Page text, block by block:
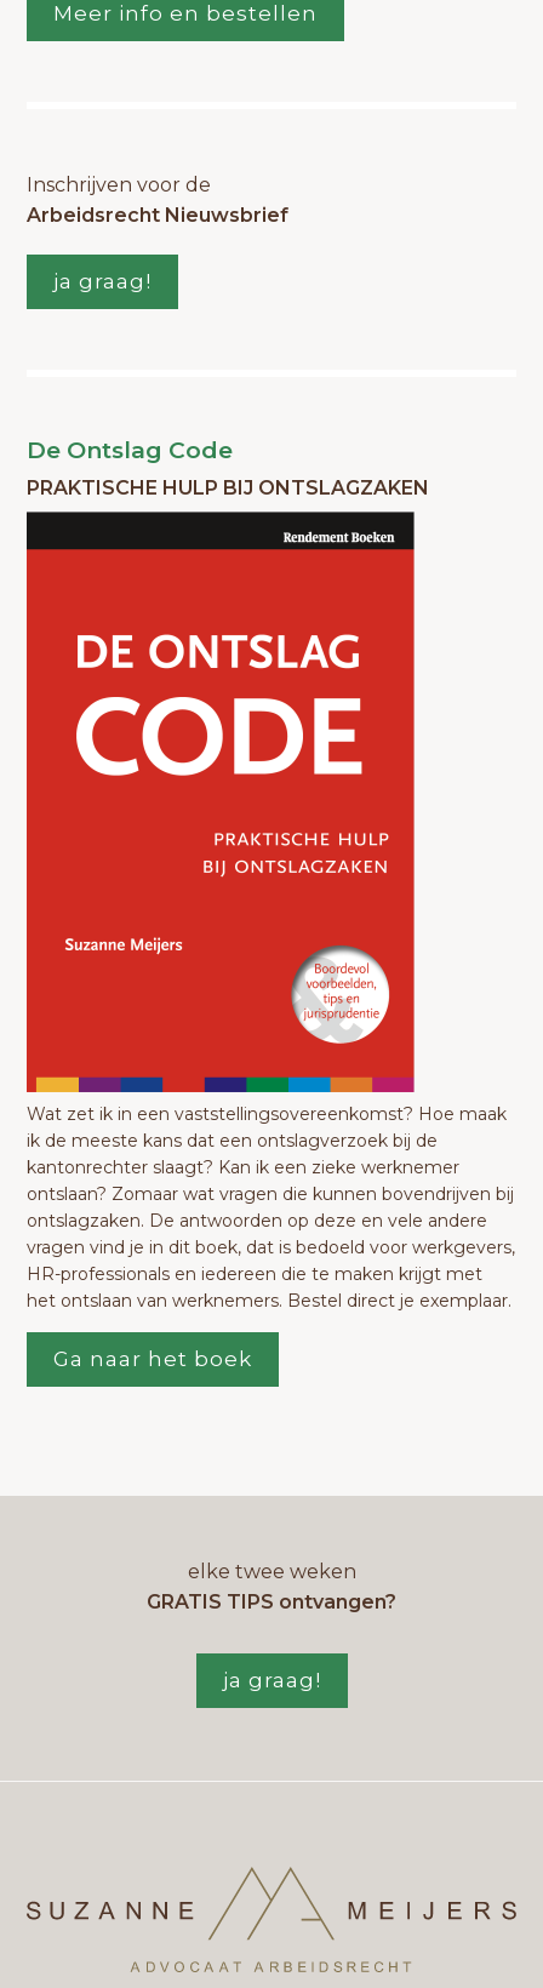
Meer info en bestellen
Inschrijven voor de
Arbeidsrecht Nieuwsbrief
ja graag!
De Ontslag Code
PRAKTISCHE HULP BIJ ONTSLAGZAKEN
Wat zet ik in een vaststellingsovereenkomst? Hoe maak
ik de meeste kans dat een ontslagverzoek bij de
kantonrechter slaagt? Kan ik een zieke werknemer
ontslaan? Zomaar wat vragen die kunnen bovendrijven bij
ontslagzaken. De antwoorden op deze en vele andere
vragen vind je in dit boek, dat is bedoeld voor werkgevers,
HR-professionals en iedereen die te maken krijgt met
het ontslaan van werknemers. Bestel direct je exemplaar.
Ga naar het boek
elke twee weken
GRATIS TIPS ontvangen?
ja graag!